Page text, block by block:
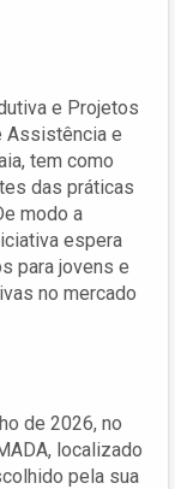
e Projetos
Assistência e
tem como
das práticas
modo a
espera
para jovens e
no mercado
de 2026, no
localizado
pela sua